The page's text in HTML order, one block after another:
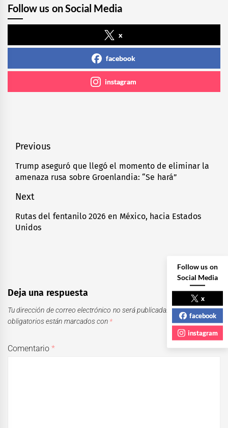
Follow us on Social Media
x
facebook
instagram
Navegación
de
entradas
Previous
Previous
post:
Trump aseguró que llegó el momento de eliminar la
amenaza rusa sobre Groenlandia: “Se hará”
Next
Next
post:
Rutas del fentanilo 2026 en México, hacia Estados
Unidos
Deja una respuesta
Tu dirección de correo electrónico no será publicada.
Los campos
obligatorios están marcados con *
Comentario*
Follow us on
Social Media
x
facebook
instagram